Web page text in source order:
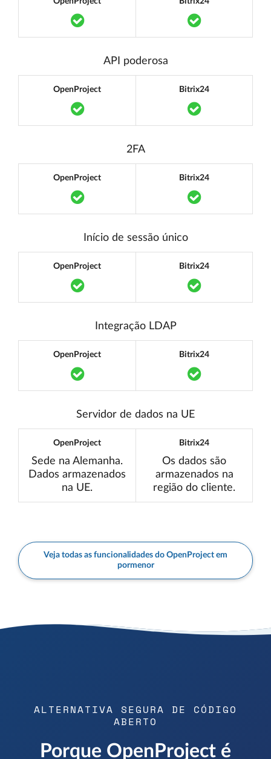
Translation missing:
API poderosa
OpenProject
Translation missing:
Bitrix24
2FA
OpenProject
Translation missing:
Bitrix24
Início de sessão único
OpenProject
Translation missing:
Bitrix24
Integração LDAP
OpenProject
Translation missing:
Bitrix24
Servidor de dados na UE
OpenProject
Sede na Alemanha.
Dados armazenados
na UE.
Bitrix24
Os dados são
armazenados na
região do cliente.
Veja todas as funcionalidades do OpenProject em
pormenor
ALTERNATIVA SEGURA DE CÓDIGO
ABERTO
Porque OpenProject é